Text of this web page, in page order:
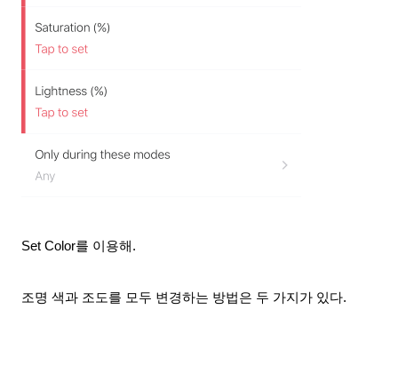
Set Color를 이용해.
조명 색과 조도를 모두 변경하는 방법은 두 가지가 있다.